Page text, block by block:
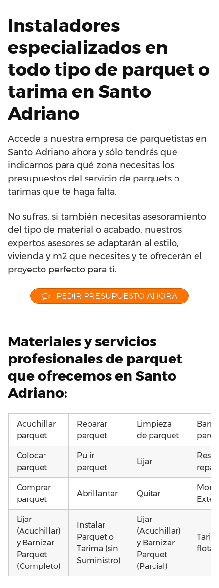
Instaladores
especializados en
todo tipo de parquet o
tarima en Santo
Adriano
Accede a nuestra empresa de parquetistas en
Santo Adriano ahora y sólo tendrás que
indicarnos para qué zona necesitas los
presupuestos del servicio de parquets o
tarimas que te haga falta.
No sufras, si también necesitas asesoramiento
del tipo de material o acabado, nuestros
expertos asesores se adaptarán al estilo,
vivienda y m2 que necesites y te ofrecerán el
proyecto perfecto para ti.
PEDIR PRESUPUESTO AHORA
Materiales y servicios
profesionales de parquet
que ofrecemos en Santo
Adriano:
Acuchillar
parquet
Reparar
parquet
Limpieza
de parquet
Colocar
parquet
Pulir
parquet
Lijar
Comprar
parquet
Abrillantar Quitar
Lijar
(Acuchillar)
y Barnizar
Parquet
(Completo)
Instalar
Parquet o
Tarima (sin
Suministro)
Lijar
(Acuchillar)
y Barnizar
Parquet
(Parcial)